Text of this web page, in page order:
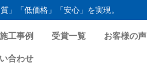
」「低価格」「安心」を実現。
施工事例 受賞一覧 お客様の声
合わせ